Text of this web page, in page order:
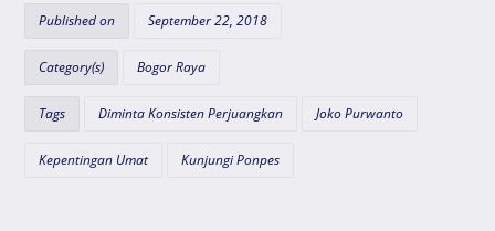
s
A
p
e
o
k
gr
a
m
l
Published on September 22, 2018
Category(s) Bogor Raya
Tags Diminta Konsisten Perjuangkan Joko Purwanto
Kepentingan Umat Kunjungi Ponpes